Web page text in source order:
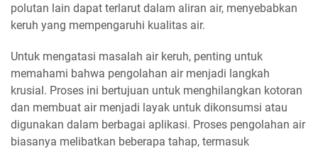
polutan lain dapat terlarut dalam aliran air, menyebabkan
keruh yang mempengaruhi kualitas air.
Untuk mengatasi masalah air keruh, penting untuk
memahami bahwa pengolahan air menjadi langkah
krusial. Proses ini bertujuan untuk menghilangkan kotoran
dan membuat air menjadi layak untuk dikonsumsi atau
digunakan dalam berbagai aplikasi. Proses pengolahan air
biasanya melibatkan beberapa tahap, termasuk